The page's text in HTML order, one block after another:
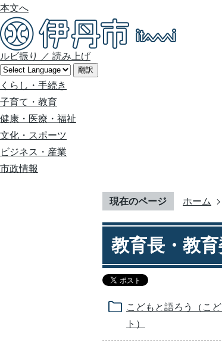
本文へ
ルビ振り ／ 読み上げ
翻訳
くらし・手続き
子育て・教育
健康・医療・福祉
文化・スポーツ
ビジネス・産業
市政情報
現在のページ ホーム
教育長・教
こどもと語ろう（こ
ト）